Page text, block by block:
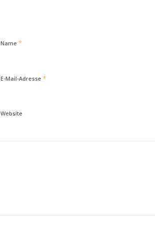
Name *
E-Mail-Adresse *
Website